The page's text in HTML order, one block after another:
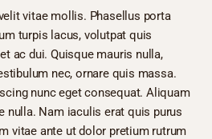
vitae mollis. Phasellus porta
turpis lacus, volutpat quis
ac dui. Quisque mauris nulla,
nec, ornare quis massa.
nunc eget consequat. Aliquam
nulla. Nam iaculis erat quis purus
vitae ante ut dolor pretium rutrum